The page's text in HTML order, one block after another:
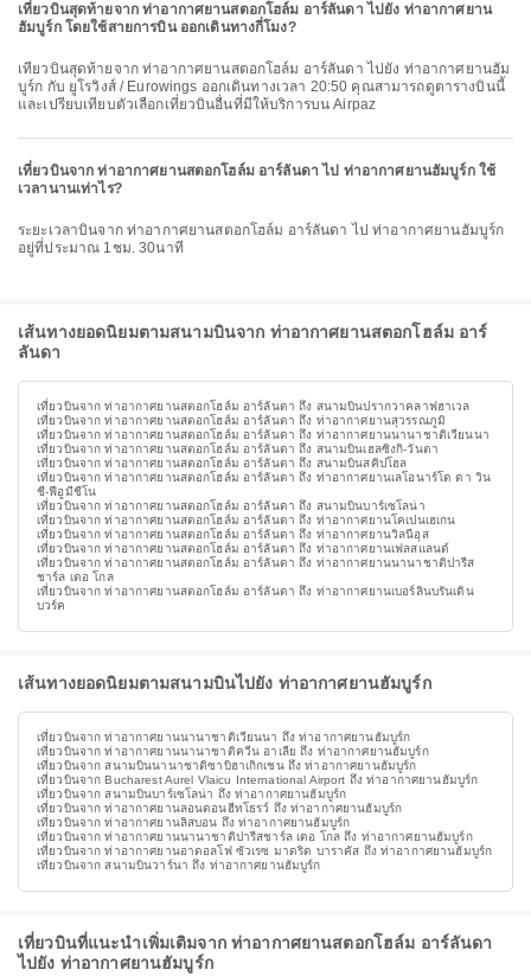
เที่ยวบินสุดท้ายจาก ท่าอากาศยานสตอกโฮล์ม อาร์ลันดา ไปยัง ท่าอากาศยาน
ฮัมบูร์ก โดยใช้สายการบิน ออกเดินทางกี่โมง?
เที่ยวบินสุดท้ายจาก ท่าอากาศยานสตอกโฮล์ม อาร์ลันดา ไปยัง ท่าอากาศยานฮัม
บูร์ก กับ ยูโรวิงส์ / Eurowings ออกเดินทางเวลา 20:50 คุณสามารถดูตารางบินนี้
และเปรียบเทียบตัวเลือกเที่ยวบินอื่นที่มีให้บริการบน Airpaz
เที่ยวบินจาก ท่าอากาศยานสตอกโฮล์ม อาร์ลันดา ไป ท่าอากาศยานฮัมบูร์ก ใช้
เวลานานเท่าไร?
ระยะเวลาบินจาก ท่าอากาศยานสตอกโฮล์ม อาร์ลันดา ไป ท่าอากาศยานฮัมบูร์ก
อยู่ที่ประมาณ 1ชม. 30นาที
เส้นทางยอดนิยมตามสนามบินจาก ท่าอากาศยานสตอกโฮล์ม อาร์
ลันดา
เที่ยวบินจาก ท่าอากาศยานสตอกโฮล์ม อาร์ลันดา ถึง สนามบินปรากวาคลาฟฮาเวล
เที่ยวบินจาก ท่าอากาศยานสตอกโฮล์ม อาร์ลันดา ถึง ท่าอากาศยานสุวรรณภูมิ
เที่ยวบินจาก ท่าอากาศยานสตอกโฮล์ม อาร์ลันดา ถึง ท่าอากาศยานนานาชาติเวียนนา
เที่ยวบินจาก ท่าอากาศยานสตอกโฮล์ม อาร์ลันดา ถึง สนามบินเฮลซิงกิ-วันตา
เที่ยวบินจาก ท่าอากาศยานสตอกโฮล์ม อาร์ลันดา ถึง สนามบินสคิปโฮล
เที่ยวบินจาก ท่าอากาศยานสตอกโฮล์ม อาร์ลันดา ถึง ท่าอากาศยานเลโอนาร์โด ดา วิน
ชี-ฟีอูมีชีโน
เที่ยวบินจาก ท่าอากาศยานสตอกโฮล์ม อาร์ลันดา ถึง สนามบินบาร์เซโลน่า
เที่ยวบินจาก ท่าอากาศยานสตอกโฮล์ม อาร์ลันดา ถึง ท่าอากาศยานโคเปนเฮเกน
เที่ยวบินจาก ท่าอากาศยานสตอกโฮล์ม อาร์ลันดา ถึง ท่าอากาศยานวิลนีอุส
เที่ยวบินจาก ท่าอากาศยานสตอกโฮล์ม อาร์ลันดา ถึง ท่าอากาศยานเฟลสแลนด์
เที่ยวบินจาก ท่าอากาศยานสตอกโฮล์ม อาร์ลันดา ถึง ท่าอากาศยานนานาชาติปารีส
ชาร์ล เดอ โกล
เที่ยวบินจาก ท่าอากาศยานสตอกโฮล์ม อาร์ลันดา ถึง ท่าอากาศยานเบอร์ลินบรันเดิน
บวร์ค
เส้นทางยอดนิยมตามสนามบินไปยัง ท่าอากาศยานฮัมบูร์ก
เที่ยวบินจาก ท่าอากาศยานนานาชาติเวียนนา ถึง ท่าอากาศยานฮัมบูร์ก
เที่ยวบินจาก ท่าอากาศยานนานาชาติควีน อาเลีย ถึง ท่าอากาศยานฮัมบูร์ก
เที่ยวบินจาก สนามบินนานาชาติซาบิฮาเกิกเชน ถึง ท่าอากาศยานฮัมบูร์ก
เที่ยวบินจาก Bucharest Aurel Vlaicu International Airport ถึง ท่าอากาศยานฮัมบูร์ก
เที่ยวบินจาก สนามบินบาร์เซโลน่า ถึง ท่าอากาศยานฮัมบูร์ก
เที่ยวบินจาก ท่าอากาศยานลอนดอนฮีทโธรว์ ถึง ท่าอากาศยานฮัมบูร์ก
เที่ยวบินจาก ท่าอากาศยานลิสบอน ถึง ท่าอากาศยานฮัมบูร์ก
เที่ยวบินจาก ท่าอากาศยานนานาชาติปารีสชาร์ล เดอ โกล ถึง ท่าอากาศยานฮัมบูร์ก
เที่ยวบินจาก ท่าอากาศยานอาดอลโฟ ซัวเรซ มาดริด บาราคัส ถึง ท่าอากาศยานฮัมบูร์ก
เที่ยวบินจาก สนามบินวาร์นา ถึง ท่าอากาศยานฮัมบูร์ก
เที่ยวบินที่แนะนำเพิ่มเติมจาก ท่าอากาศยานสตอกโฮล์ม อาร์ลันดา
ไปยัง ท่าอากาศยานฮัมบูร์ก